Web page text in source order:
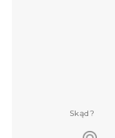
Skąd?